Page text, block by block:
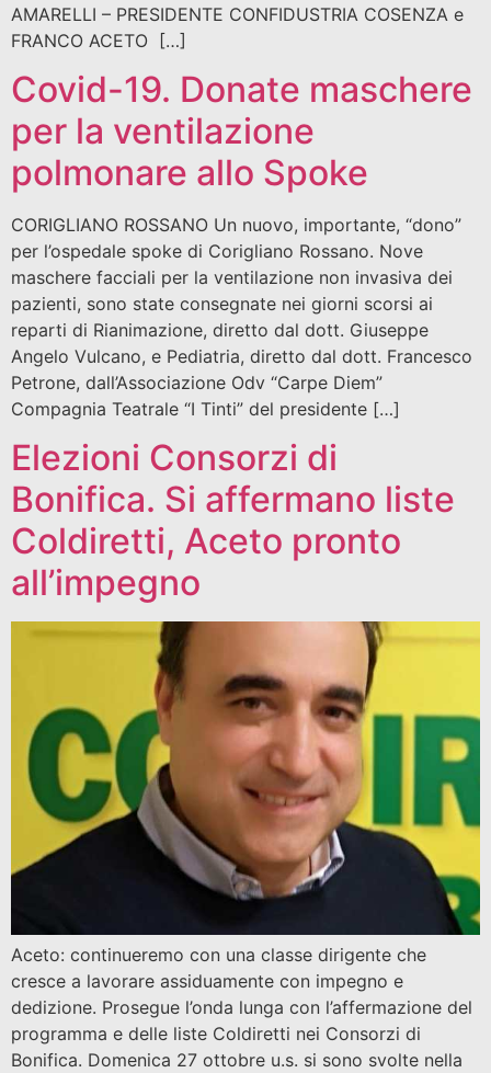
AMARELLI – PRESIDENTE CONFIDUSTRIA COSENZA e
FRANCO ACETO […]
Covid-19. Donate maschere
per la ventilazione
polmonare allo Spoke
CORIGLIANO ROSSANO Un nuovo, importante, “dono”
per l’ospedale spoke di Corigliano Rossano. Nove
maschere facciali per la ventilazione non invasiva dei
pazienti, sono state consegnate nei giorni scorsi ai
reparti di Rianimazione, diretto dal dott. Giuseppe
Angelo Vulcano, e Pediatria, diretto dal dott. Francesco
Petrone, dall’Associazione Odv “Carpe Diem”
Compagnia Teatrale “I Tinti” del presidente […]
Elezioni Consorzi di
Bonifica. Si affermano liste
Coldiretti, Aceto pronto
all’impegno
Aceto: continueremo con una classe dirigente che
cresce a lavorare assiduamente con impegno e
dedizione. Prosegue l’onda lunga con l’affermazione del
programma e delle liste Coldiretti nei Consorzi di
Bonifica. Domenica 27 ottobre u.s. si sono svolte nella